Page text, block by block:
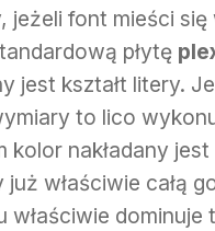
font mieści
płytę
jest kształt litery.
to lico
kolor nakładany
właściwie całą
dominuje